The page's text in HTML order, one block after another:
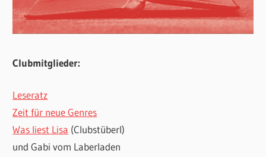
Clubmitglieder:
Leseratz
Zeit für neue Genres
Was liest Lisa (Clubstüberl)
und Gabi vom Laberladen